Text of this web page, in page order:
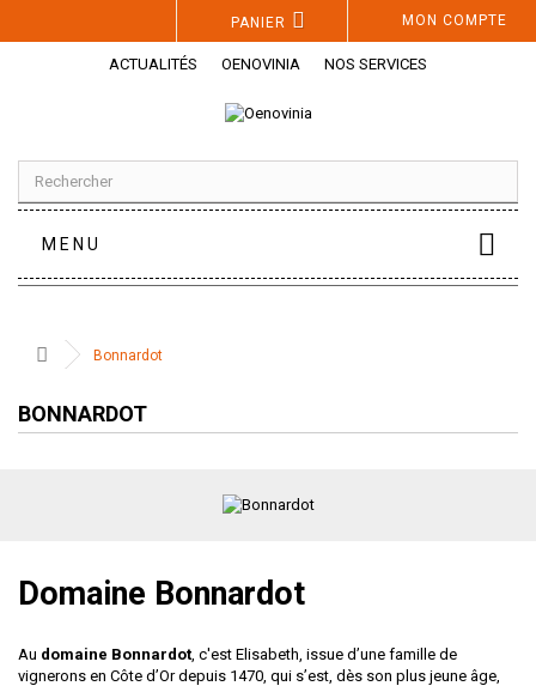
MON COMPTE
PANIER
ACTUALITÉS OENOVINIA NOS SERVICES
MENU
Bonnardot
BONNARDOT
Domaine Bonnardot
Au domaine Bonnardot , c'est Elisabeth, issue d’une famille de
vignerons en Côte d’Or depuis 1470, qui s’est, dès son plus jeune âge,